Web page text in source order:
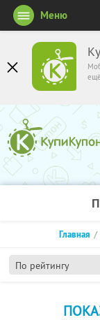
Меню
По рейтингу
Главная